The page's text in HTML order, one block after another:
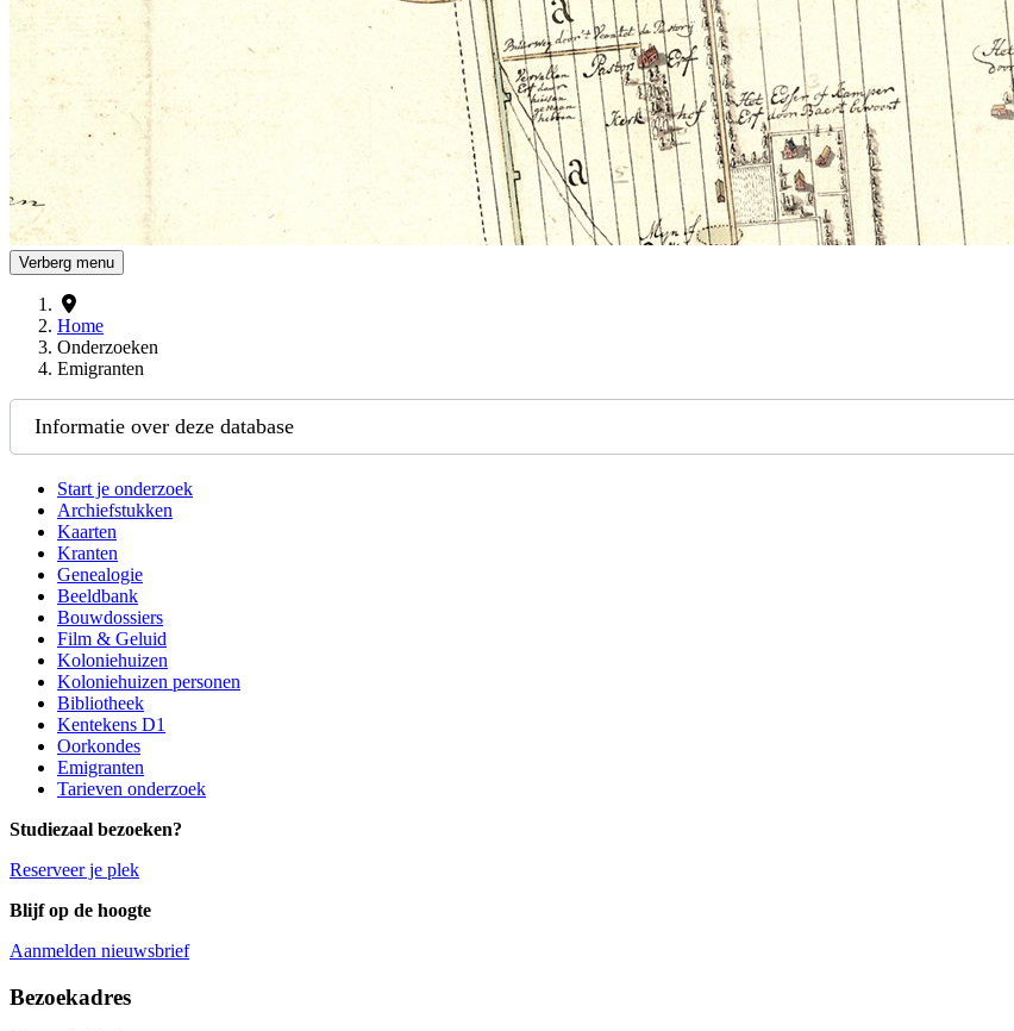
Verberg menu
Home
Onderzoeken
Emigranten
Informatie over deze database
Start je onderzoek
Archiefstukken
Kaarten
Kranten
Genealogie
Beeldbank
Bouwdossiers
Film & Geluid
Koloniehuizen
Koloniehuizen personen
Bibliotheek
Kentekens D1
Oorkondes
Emigranten
Tarieven onderzoek
Studiezaal bezoeken?
Reserveer je plek
Blijf op de hoogte
Aanmelden nieuwsbrief
Algemene informatie
Bezoekadres